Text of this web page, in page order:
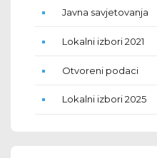
Javna savjetovanja
Lokalni izbori 2021
Otvoreni podaci
Lokalni izbori 2025